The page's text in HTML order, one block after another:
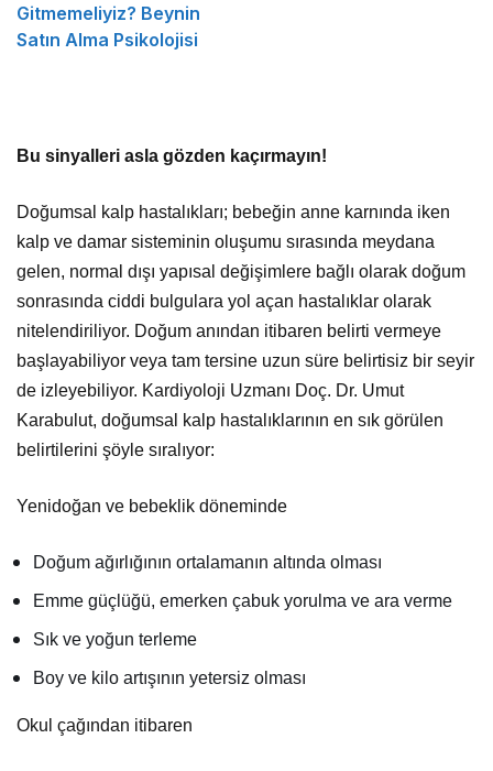
Gitmemeliyiz? Beynin
Satın Alma Psikolojisi
Bu sinyalleri asla gözden kaçırmayın!
Doğumsal kalp hastalıkları; bebeğin anne karnında iken
kalp ve damar sisteminin oluşumu sırasında meydana
gelen, normal dışı yapısal değişimlere bağlı olarak doğum
sonrasında ciddi bulgulara yol açan hastalıklar olarak
nitelendiriliyor. Doğum anından itibaren belirti vermeye
başlayabiliyor veya tam tersine uzun süre belirtisiz bir seyir
de izleyebiliyor. Kardiyoloji Uzmanı Doç. Dr. Umut
Karabulut, doğumsal kalp hastalıklarının en sık görülen
belirtilerini şöyle sıralıyor:
Yenidoğan ve bebeklik döneminde
Doğum ağırlığının ortalamanın altında olması
Emme güçlüğü, emerken çabuk yorulma ve ara verme
Sık ve yoğun terleme
Boy ve kilo artışının yetersiz olması
Okul çağından itibaren